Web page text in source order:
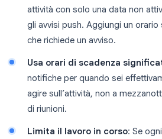
attività con solo una data non
gli avvisi push. Aggiungi un
che richiede un avviso.
Usa orari di scadenza
notifiche per quando sei
agire sull’attività, non a
di riunioni.
Limita il lavoro in corso: Se